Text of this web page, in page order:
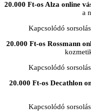
20.000 Ft-os Alza online
a
Kapcsolódó
20.000 Ft-os Rossmann
Kapcsolódó
20.000 Ft-os Decathlon
Kapcsolódó